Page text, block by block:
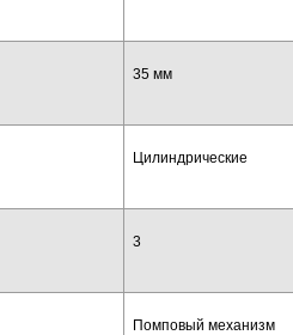
35 мм
Цилиндрические
3
Помповый механизм